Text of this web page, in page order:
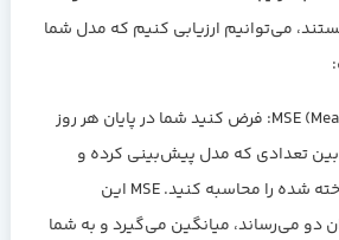
هستند، می‌توانیم ارزیابی کنیم که مدل شما
MSE فرض کنید شما در پایان هر روز
بین تعدادی که مدل پیش‌بینی کرده و
تعداد واقعی فروخته شده را محاسبه کنید. MSE این
دو می‌رساند، میانگین می‌گیرد و به شما